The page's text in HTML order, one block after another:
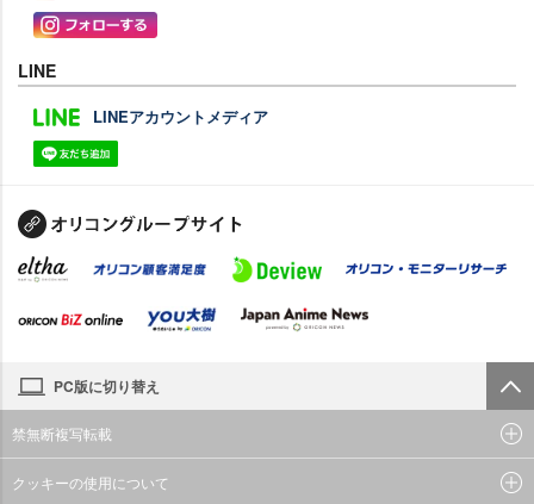
LINE
LINEアカウントメディア
PC版に切り替え
禁無断複写転載
クッキーの使用について